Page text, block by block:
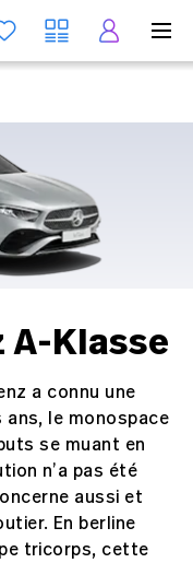
A-Klasse
a connu une
ans, le monospace
se muant en
n’a pas été
aussi et
En berline
tricorps, cette